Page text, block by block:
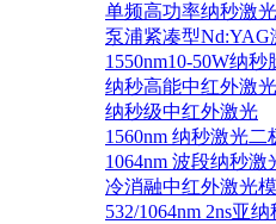
单频高功率纳秒激
泵浦紧凑型Nd:YAG
1550nm10-50W纳
纳秒高能中红外激光
纳秒级中红外激光
1560nm 纳秒激光二
1064nm 波段纳秒激
冷消融中红外激光
532/1064nm 2ns亚